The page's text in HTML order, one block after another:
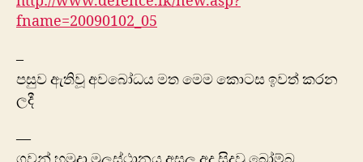
fname=20090102_05
–‍
පසුව ඇතිවූ අවබෝධය මත මෙම කොටස ඉවත් කරන
ලදී
—